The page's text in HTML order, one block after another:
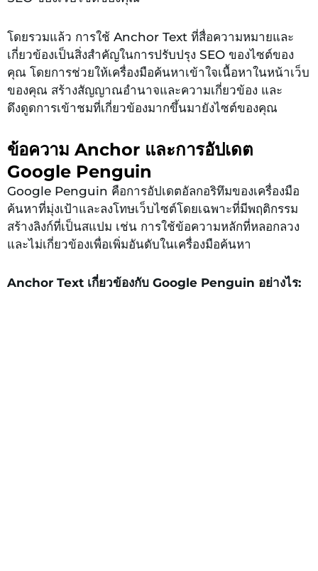
โดยรวมแล้ว การใช้ Anchor Text ที่สื่อความหมายและ
เกี่ยวข้องเป็นสิ่งสำคัญในการปรับปรุง SEO ของไซต์ของ
คุณ โดยการช่วยให้เครื่องมือค้นหาเข้าใจเนื้อหาในหน้าเว็บ
ของคุณ สร้างสัญญาณอำนาจและความเกี่ยวข้อง และ
ดึงดูดการเข้าชมที่เกี่ยวข้องมากขึ้นมายังไซต์ของคุณ
ข้อความ Anchor และการอัปเดต
Google Penguin
Google Penguin คือการอัปเดตอัลกอริทึมของเครื่องมือ
ค้นหาที่มุ่งเป้าและลงโทษเว็บไซต์โดยเฉพาะที่มีพฤติกรรม
สร้างลิงก์ที่เป็นสแปม เช่น การใช้ข้อความหลักที่หลอกลวง
และไม่เกี่ยวข้องเพื่อเพิ่มอันดับในเครื่องมือค้นหา
Anchor Text เกี่ยวข้องกับ Google Penguin อย่างไร: